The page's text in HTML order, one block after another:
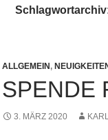
ALLGEMEIN,
SPENDE
3. MÄRZ 2020